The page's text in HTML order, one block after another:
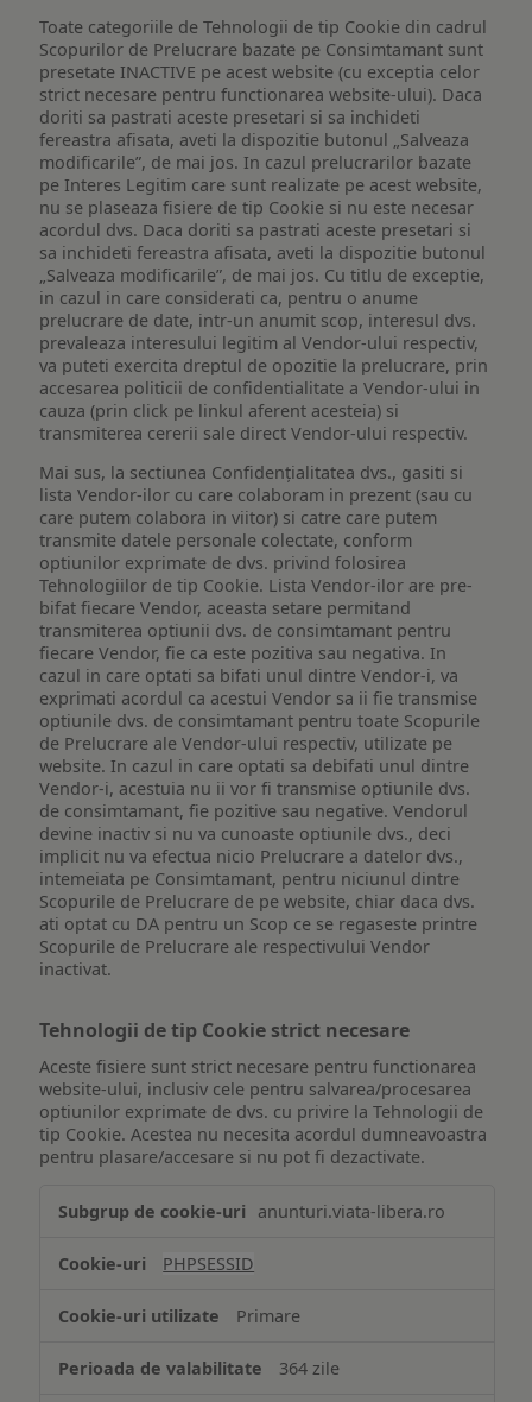
Toate categoriile de Tehnologii de tip Cookie din cadrul
Scopurilor de Prelucrare bazate pe Consimtamant sunt
presetate INACTIVE pe acest website (cu exceptia celor
strict necesare pentru functionarea website-ului). Daca
doriti sa pastrati aceste presetari si sa inchideti
fereastra afisata, aveti la dispozitie butonul „Salveaza
modificarile”, de mai jos. In cazul prelucrarilor bazate
pe Interes Legitim care sunt realizate pe acest website,
nu se plaseaza fisiere de tip Cookie si nu este necesar
acordul dvs. Daca doriti sa pastrati aceste presetari si
sa inchideti fereastra afisata, aveti la dispozitie butonul
„Salveaza modificarile”, de mai jos. Cu titlu de exceptie,
in cazul in care considerati ca, pentru o anume
prelucrare de date, intr-un anumit scop, interesul dvs.
prevaleaza interesului legitim al Vendor-ului respectiv,
va puteti exercita dreptul de opozitie la prelucrare, prin
accesarea politicii de confidentialitate a Vendor-ului in
cauza (prin click pe linkul aferent acesteia) si
transmiterea cererii sale direct Vendor-ului respectiv.
Mai sus, la sectiunea Confidențialitatea dvs., gasiti si
lista Vendor-ilor cu care colaboram in prezent (sau cu
care putem colabora in viitor) si catre care putem
transmite datele personale colectate, conform
optiunilor exprimate de dvs. privind folosirea
Tehnologiilor de tip Cookie. Lista Vendor-ilor are pre-
bifat fiecare Vendor, aceasta setare permitand
transmiterea optiunii dvs. de consimtamant pentru
fiecare Vendor, fie ca este pozitiva sau negativa. In
cazul in care optati sa bifati unul dintre Vendor-i, va
exprimati acordul ca acestui Vendor sa ii fie transmise
optiunile dvs. de consimtamant pentru toate Scopurile
de Prelucrare ale Vendor-ului respectiv, utilizate pe
website. In cazul in care optati sa debifati unul dintre
Vendor-i, acestuia nu ii vor fi transmise optiunile dvs.
de consimtamant, fie pozitive sau negative. Vendorul
devine inactiv si nu va cunoaste optiunile dvs., deci
implicit nu va efectua nicio Prelucrare a datelor dvs.,
intemeiata pe Consimtamant, pentru niciunul dintre
Scopurile de Prelucrare de pe website, chiar daca dvs.
ati optat cu DA pentru un Scop ce se regaseste printre
Scopurile de Prelucrare ale respectivului Vendor
inactivat.
Tehnologii de tip Cookie strict necesare
Aceste fisiere sunt strict necesare pentru functionarea
website-ului, inclusiv cele pentru salvarea/procesarea
optiunilor exprimate de dvs. cu privire la Tehnologii de
tip Cookie. Acestea nu necesita acordul dumneavoastra
pentru plasare/accesare si nu pot fi dezactivate.
de
Cookie
necesare
anunturi.viata-libera.ro
PHPSESSID
Primare
364 zile